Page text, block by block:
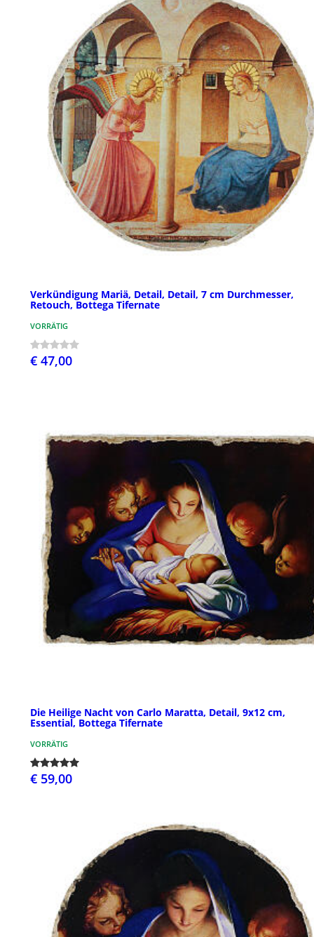
Verkündigung Mariä, Detail, Detail, 7 cm Durchmesser,
Retouch, Bottega Tifernate
VORRÄTIG
€ 47,00
Die Heilige Nacht von Carlo Maratta, Detail, 9x12 cm,
Essential, Bottega Tifernate
VORRÄTIG
€ 59,00